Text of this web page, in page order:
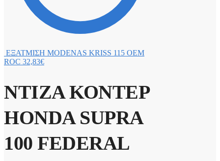
ΕΞΑΤΜΙΣΗ MODENAS KRISS 115 OEM
ROC 32,83€
ΝΤΙΖΑ ΚΟΝΤΕΡ
HONDA SUPRA
100 FEDERAL